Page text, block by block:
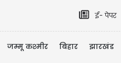
ई- पेपर
जम्मू कश्मीर बिहार झारखंड